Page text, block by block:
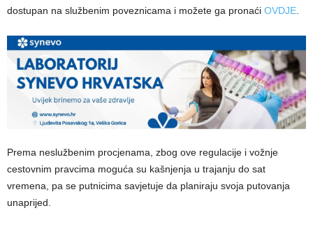
dostupan na službenim poveznicama i možete ga pronaći OVDJE
Prema neslužbenim procjenama, zbog ove regulacije i vožnje
cestovnim pravcima moguća su kašnjenja u trajanju do sat
vremena, pa se putnicima savjetuje da planiraju svoja putovanja
unaprijed.